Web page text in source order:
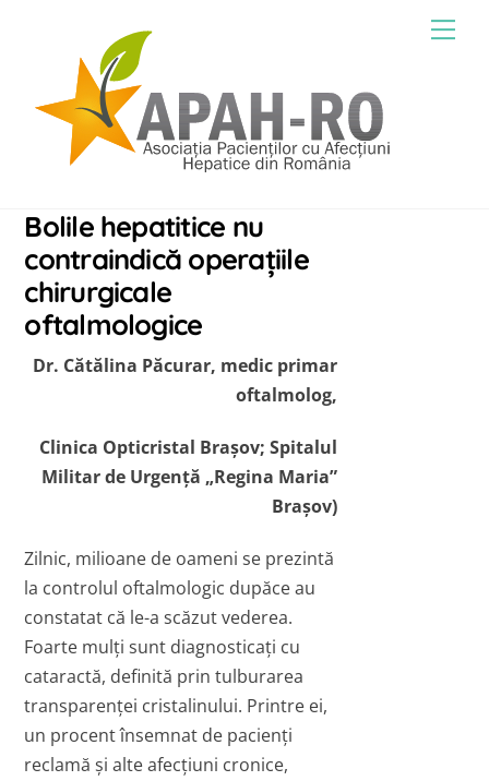
Bolile hepatitice nu
contraindică operaţiile
chirurgicale
oftalmologice
Dr. Cătălina Păcurar, medic primar
oftalmolog,
Clinica Opticristal Brașov; Spitalul
Militar de Urgenţă „Regina Maria”
Braşov)
Zilnic, milioane de oameni se prezintă
la controlul oftalmologic dupăce au
constatat că le-a scăzut vederea.
Foarte mulţi sunt diagnosticaţi cu
cataractă, definită prin tulburarea
transparenţei cristalinului. Printre ei,
un procent însemnat de pacienţi
reclamă şi alte afecţiuni cronice,